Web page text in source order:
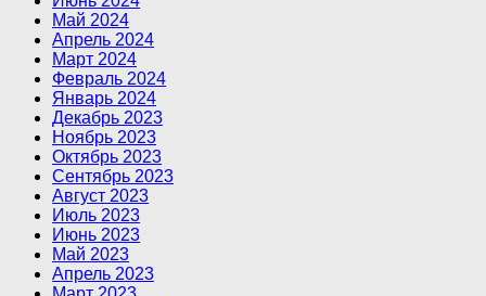
Май 2024
Апрель 2024
Март 2024
Февраль 2024
Январь 2024
Декабрь 2023
Ноябрь 2023
Октябрь 2023
Сентябрь 2023
Август 2023
Июль 2023
Июнь 2023
Май 2023
Апрель 2023